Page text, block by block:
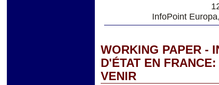
InfoPoint
WORKING PAPER -
D'ÉTAT EN
VENIR